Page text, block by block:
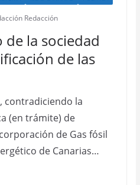
Redacción
la sociedad
de las
contradiciendo la
(en trámite) de
de Gas fósil
de Canarias…